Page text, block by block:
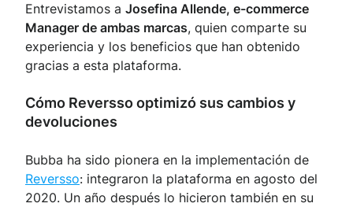
Entrevistamos a Josefina Allende, e-commerce
Manager de ambas marcas, quien comparte su
experiencia y los beneficios que han obtenido
gracias a esta plataforma.
Cómo Reversso optimizó sus cambios y
devoluciones
Bubba ha sido pionera en la implementación de
Reversso: integraron la plataforma en agosto del
2020. Un año después lo hicieron también en su